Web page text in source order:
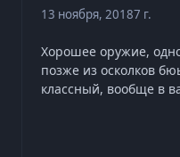
13 ноября, 20187 г.
Хорошее оружие,
позже из осколков
классный, вообще в